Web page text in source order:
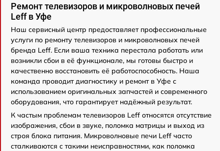
Ремонт телевизоров и микроволновых печей
Leff в Уфе
Наш сервисный центр предоставляет профессиональные
услуги по ремонту телевизоров и микроволновых печей
бренда Leff. Если ваша техника перестала работать или
возникли сбои в её функционале, мы готовы быстро и
качественно восстановить её работоспособность. Наша
команда проводит диагностику и ремонт в Уфе с
использованием оригинальных запчастей и современного
оборудования, что гарантирует надёжный результат.
К частым проблемам телевизоров Leff относятся отсутствие
изображения, сбои в звуке, поломка матрицы и выход из
строя блока питания. Микроволновые печи Leff часто
сталкиваются с такими неисправностями, как поломка